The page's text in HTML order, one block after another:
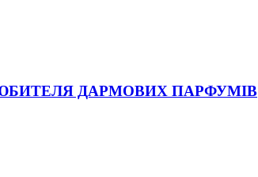
ДАРМОВИХ ПАРФУМІВ